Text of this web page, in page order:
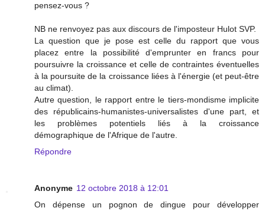
pensez-vous ?
NB ne renvoyez pas aux discours de l'imposteur Hulot SVP.
La question que je pose est celle du rapport que vous
placez entre la possibilité d'emprunter en francs pour
poursuivre la croissance et celle de contraintes éventuelles
à la poursuite de la croissance liées à l'énergie (et peut-être
au climat).
Autre question, le rapport entre le tiers-mondisme implicite
des républicains-humanistes-universalistes d'une part, et
les problèmes potentiels liés à la croissance
démographique de l'Afrique de l'autre.
Répondre
Anonyme 12 octobre 2018 à 12:01
On dépense un pognon de dingue pour développer